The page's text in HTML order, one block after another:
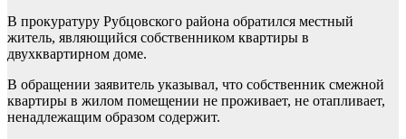
В прокуратуру Рубцовского района обратился местный
житель, являющийся собственником квартиры в
двухквартирном доме.
В обращении заявитель указывал, что собственник смежной
квартиры в жилом помещении не проживает, не отапливает,
ненадлежащим образом содержит.